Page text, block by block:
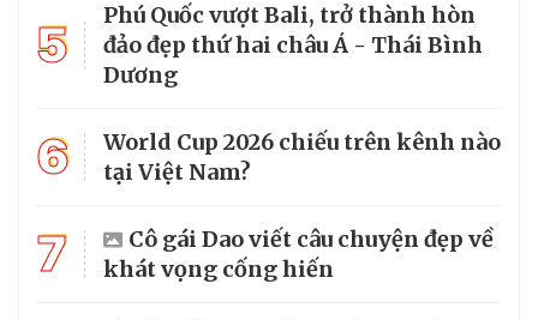
5
Phú Quốc vượt Bali, trở thành hòn
đảo đẹp thứ hai châu Á - Thái Bình
Dương
6
World Cup 2026 chiếu trên kênh nào
tại Việt Nam?
7
Cô gái Dao viết câu chuyện đẹp về
khát vọng cống hiến